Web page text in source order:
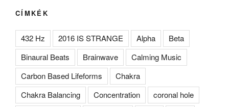
CÍMKÉK
432 Hz 2016 IS STRANGE Alpha
Beta
Binaural Beats
Brainwave
Calming Music
Carbon Based Lifeforms
Chakra
Chakra Balancing
Concentration
coronal hole